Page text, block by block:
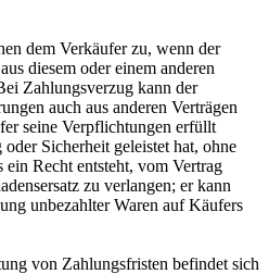
dem Verkäufer zu, wenn der
diesem oder einem anderen
Zahlungsverzug kann der
auch aus anderen Verträgen
seine Verpflichtungen erfüllt
Sicherheit geleistet hat, ohne
ein Recht entsteht, vom Vertrag
zu verlangen; er kann
unbezahlter Waren auf Käufers
von Zahlungsfristen befindet sich